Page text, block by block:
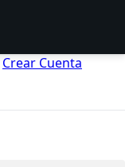
Crear Cuenta